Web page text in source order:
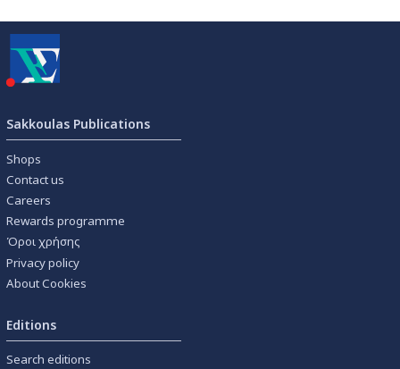
Sakkoulas Publications
Shops
Contact us
Careers
Rewards programme
Όροι χρήσης
Privacy policy
About Cookies
Editions
Search editions